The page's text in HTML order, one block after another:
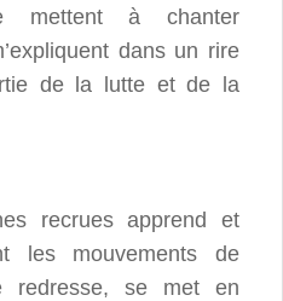
mettent à chanter
dans un rire
de la lutte et de la
recrues apprend et
les mouvements de
redresse, se met en